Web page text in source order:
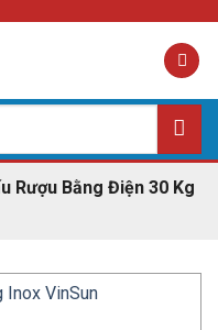
Rượu Bằng Điện 30 Kg